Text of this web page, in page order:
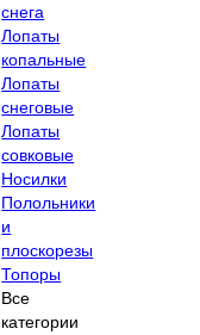
снега
Лопаты
копальные
Лопаты
снеговые
Лопаты
совковые
Носилки
Полольники
и
плоскорезы
Топоры
Все
категории